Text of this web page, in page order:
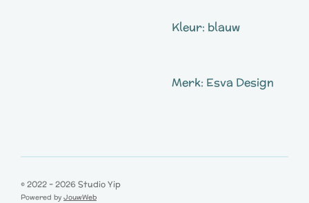
Kleur: blauw
Merk: Esva Design
© 2022 - 2026 Studio Yip
Powered by JouwWeb